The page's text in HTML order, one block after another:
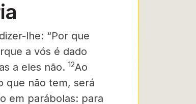
lhe: “Por que
a vós é dado
a eles não. 12Ao
que não tem, será
em parábolas: para